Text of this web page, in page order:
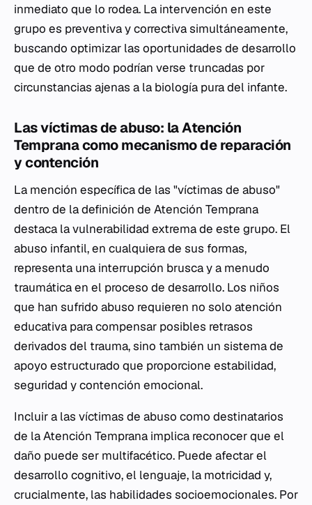
inmediato que lo rodea. La intervención en este
grupo es preventiva y correctiva simultáneamente,
buscando optimizar las oportunidades de desarrollo
que de otro modo podrían verse truncadas por
circunstancias ajenas a la biología pura del infante.
Las víctimas de abuso: la Atención
Temprana como mecanismo de reparación
y contención
La mención específica de las "víctimas de abuso"
dentro de la definición de Atención Temprana
destaca la vulnerabilidad extrema de este grupo. El
abuso infantil, en cualquiera de sus formas,
representa una interrupción brusca y a menudo
traumática en el proceso de desarrollo. Los niños
que han sufrido abuso requieren no solo atención
educativa para compensar posibles retrasos
derivados del trauma, sino también un sistema de
apoyo estructurado que proporcione estabilidad,
seguridad y contención emocional.
Incluir a las víctimas de abuso como destinatarios
de la Atención Temprana implica reconocer que el
daño puede ser multifacético. Puede afectar el
desarrollo cognitivo, el lenguaje, la motricidad y,
crucialmente, las habilidades socioemocionales. Por